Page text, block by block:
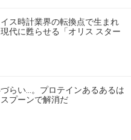
ス時計業界の転換点で生まれ
代に甦らせる「オリス スター
らい…。プロテインあるあるは
プーンで解消だ